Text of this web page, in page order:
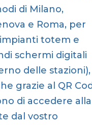
di Milano,
e Roma, per
totem e
schermi digitali
delle stazioni),
grazie al QR
di accedere alla
dal vostro